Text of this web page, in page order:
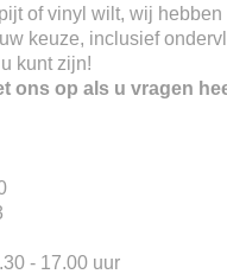
of vinyl wilt, wij
keuze, inclusief
kunt zijn!
ons op als u vragen
- 17.00 uur